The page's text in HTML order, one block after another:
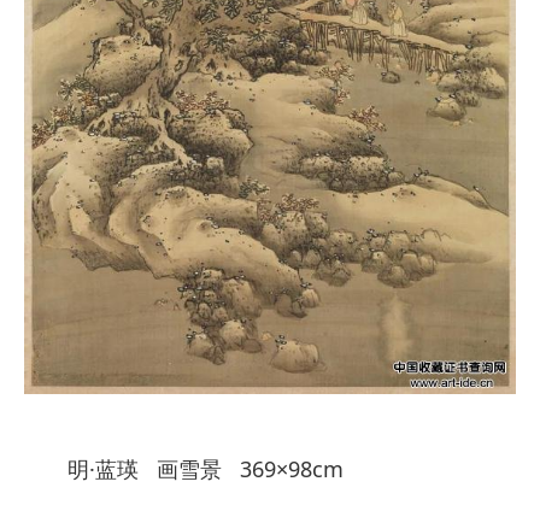
明·蓝瑛 画雪景 369×98cm